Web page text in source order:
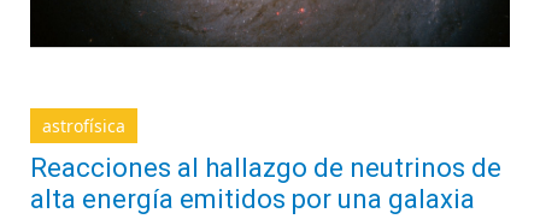
astrofísica
Reacciones al hallazgo de neutrinos de
alta energía emitidos por una galaxia